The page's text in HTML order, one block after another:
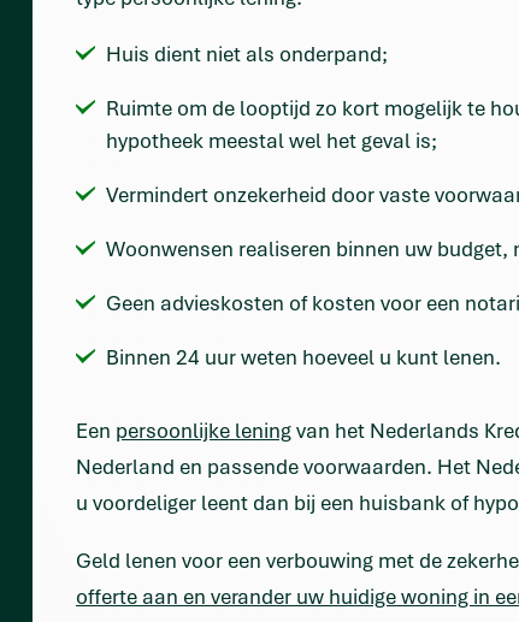
Huis dient niet als onderpand;
Ruimte om de looptijd zo kort mogelijk te
hypotheek meestal wel het geval is;
Vermindert onzekerheid door vaste
Woonwensen realiseren binnen uw budget,
Geen advieskosten of kosten voor een
Binnen 24 uur weten hoeveel u kunt lenen.
Een persoonlijke leningvan het Nederlands
Nederland en passende voorwaarden. Het
u voordeliger leent dan bij een huisbank of
Geld lenen voor een verbouwing met de
offerte aan en verander uw huidige woning in